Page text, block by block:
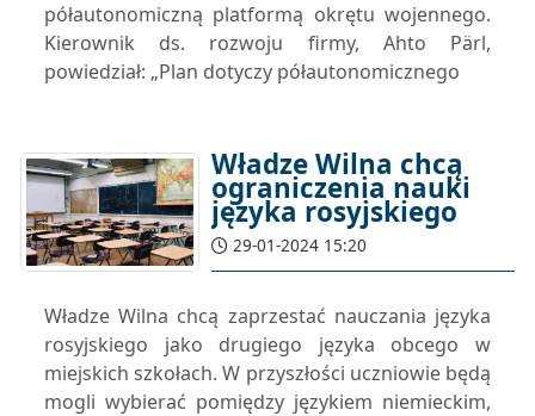
półautonomiczną platformą okrętu wojennego.
Kierownik ds. rozwoju firmy, Ahto Pärl,
powiedział: „Plan dotyczy półautonomicznego
Władze Wilna chcą
ograniczenia nauki
języka rosyjskiego
29-01-2024 15:20
Władze Wilna chcą zaprzestać nauczania języka
rosyjskiego jako drugiego języka obcego w
miejskich szkołach. W przyszłości uczniowie będą
mogli wybierać pomiędzy językiem niemieckim,